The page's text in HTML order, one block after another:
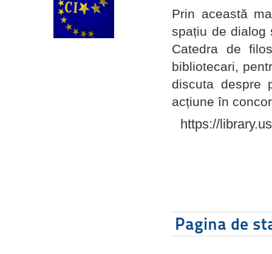
Prin această
spațiu de dialog
Catedra de
bibliotecari,
discuta despre
acțiune în
https://
Pagina de